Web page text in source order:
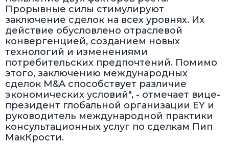
Прорывные силы стимулируют
заключение сделок на всех уровнях. Их
действие обусловлено отраслевой
конвергенцией, созданием новых
технологий и изменениями
потребительских предпочтений. Помимо
этого, заключению международных
сделок M&A способствует различие
экономических условий", - отмечает вице-
президент глобальной организации EY и
руководитель международной практики
консультационных услуг по сделкам Пип
МакКрости.